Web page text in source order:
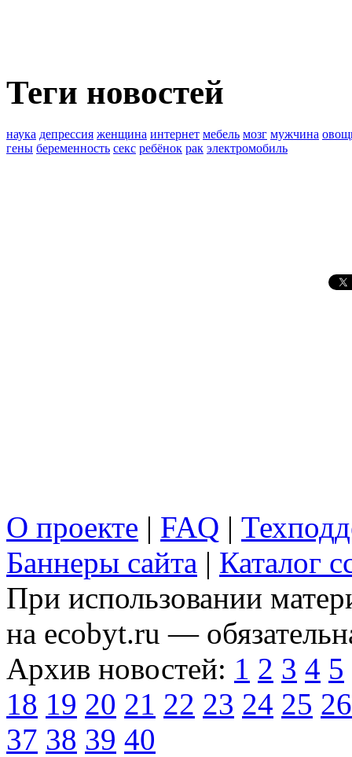
Теги новостей
наука депрессия женщина интернет мебель мозг мужчина
гены беременность секс ребёнок рак электромобиль
О проекте | FAQ |
Баннеры сайта | Каталог
При использовании
на ecobyt.ru —
Архив новостей: 1 2 3 4 5
18 19 20 21 22 23 24 25 26
37 38 39 40